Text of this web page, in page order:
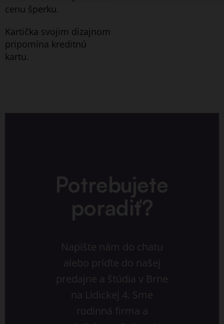
cenu šperku.
Kartička svojim dizajnom
pripomína kreditnú
kartu.
Potrebujete
poradiť?
Napíšte nám do chatu
alebo príďte do našej
predajne a štúdia v Brne
na Lidickej 4. Sme
rodinná firma a